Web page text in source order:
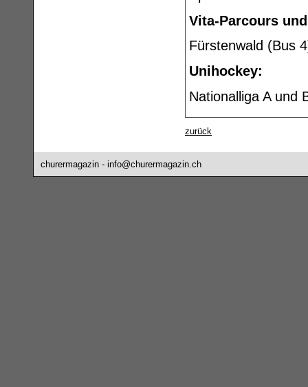
Vita-Parcours
Fürstenwald (Bus
Unihockey:
Nationalliga A und
zurück
churermagazin - info@churermagazin.ch